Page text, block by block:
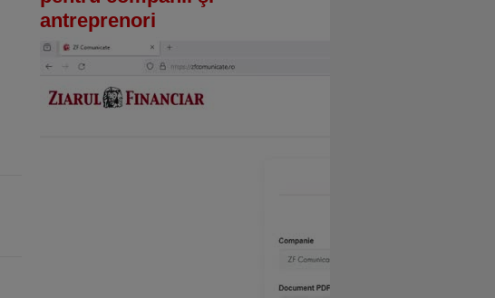
antreprenori